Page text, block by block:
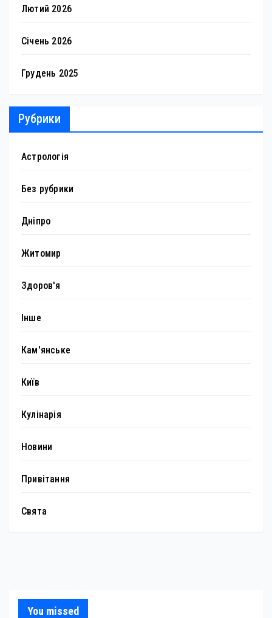
Лютий 2026
Січень 2026
Грудень 2025
Рубрики
Астрологія
Без рубрики
Дніпро
Житомир
Здоров'я
Інше
Кам'янське
Київ
Кулінарія
Новини
Привітання
Свята
You missed